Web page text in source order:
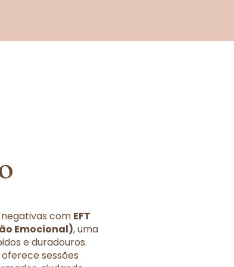
com EFT
Emocional), uma
e duradouros.
sessões